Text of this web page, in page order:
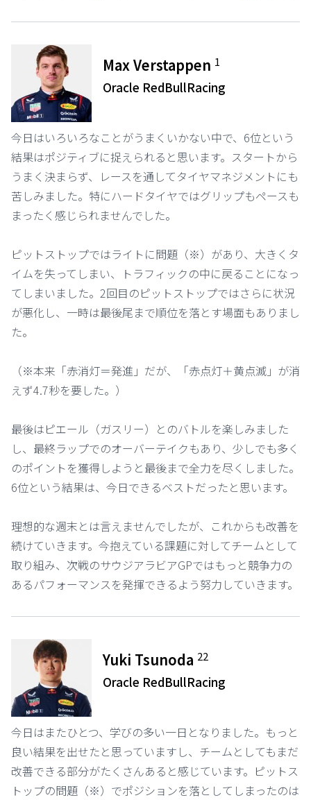
Max Verstappen 1
Oracle RedBullRacing
今日はいろいろなことがうまくいかない中で、6位という
結果はポジティブに捉えられると思います。スタートから
うまく決まらず、レースを通してタイヤマネジメントにも
苦しみました。特にハードタイヤではグリップもペースも
まったく感じられませんでした。
ピットストップではライトに問題（※）があり、大きくタ
イムを失ってしまい、トラフィックの中に戻ることになっ
てしまいました。2回目のピットストップではさらに状況
が悪化し、一時は最後尾まで順位を落とす場面もありまし
た。
（※本来「赤消灯＝発進」だが、「赤点灯＋黄点滅」が消
えず4.7秒を要した。）
最後はピエール（ガスリー）とのバトルを楽しみました
し、最終ラップでのオーバーテイクもあり、少しでも多く
のポイントを獲得しようと最後まで全力を尽くしました。
6位という結果は、今日できるベストだったと思います。
理想的な週末とは言えませんでしたが、これからも改善を
続けていきます。今抱えている課題に対してチームとして
取り組み、次戦のサウジアラビアGPではもっと競争力の
あるパフォーマンスを発揮できるよう努力していきます。
Yuki Tsunoda 22
Oracle RedBullRacing
今日はまたひとつ、学びの多い一日となりました。もっと
良い結果を出せたと思っていますし、チームとしてもまだ
改善できる部分がたくさんあると感じています。ピットス
トップの問題（※）でポジションを落としてしまったのは